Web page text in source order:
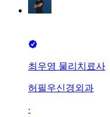
최우영 물리치료사
허필우신경외과
∙